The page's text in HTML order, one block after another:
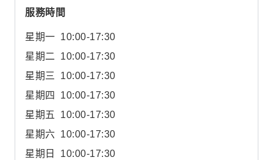
服務時間
星期一 10:00-17:30
星期二
10:00-17:30
星期三
10:00-17:30
星期四
10:00-17:30
星期五
10:00-17:30
星期六 10:00-17:30
星期日
10:00-17:30